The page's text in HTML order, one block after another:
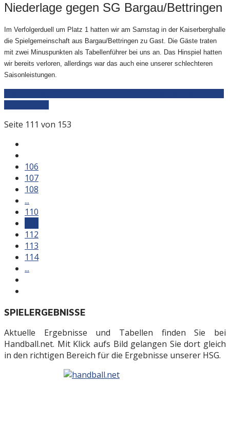
Niederlage gegen SG Bargau/Bettringen
Im Verfolgerduell um Platz 1 hatten wir am Samstag in der Kaiserberghalle
die Spielgemeinschaft aus Bargau/Bettringen zu Gast. Die Gäste traten
mit zwei Minuspunkten als Tabellenführer bei uns an. Das Hinspiel hatten
wir bereits verloren, allerdings war das auch eine unserer schlechteren
Saisonleistungen.
Seite 111 von 153
106
107
108
...
110
112
113
114
...
SPIELERGEBNISSE
Aktuelle Ergebnisse und Tabellen finden Sie bei
Handball.net. Mit Klick aufs Bild gelangen Sie dort gleich
in den richtigen Bereich für die Ergebnisse unserer HSG.